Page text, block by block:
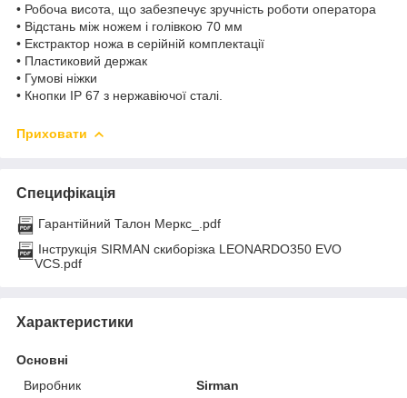
• Робоча висота, що забезпечує зручність роботи оператора
• Відстань між ножем і голівкою 70 мм
• Екстрактор ножа в серійній комплектації
• Пластиковий держак
• Гумові ніжки
• Кнопки IP 67 з нержавіючої сталі.
Приховати
Специфікація
Гарантійний Талон Меркс_.pdf
Інструкція SIRMAN скиборізка LEONARDO350 EVO
VCS.pdf
Характеристики
Основні
Виробник
Sirman